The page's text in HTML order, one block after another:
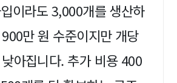
이라도 3,000개를 생산하
만 원 수준이지만 개당
아집니다. 추가 비용 400